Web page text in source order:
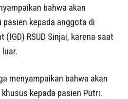
bahwa akan
kepada anggota di
(IGD) RSUD Sinjai, karena saat
menyampaikan bahwa akan
kepada pasien Putri.